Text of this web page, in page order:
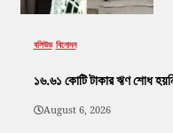
বলিউড বিনোদন
১৬.৬১ কোটি টাকার ঋণ শোধ
August 6, 2026